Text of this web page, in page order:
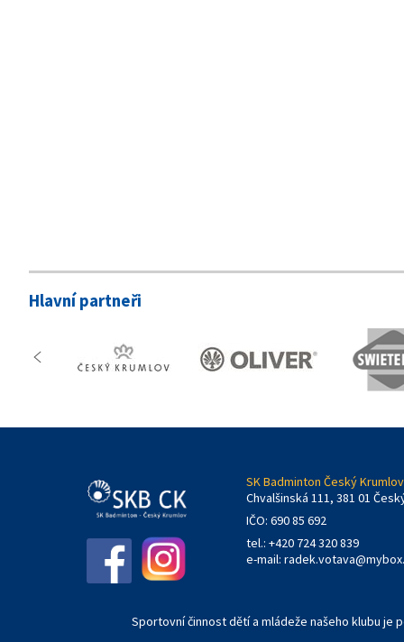
Hlavní partneři
SK Badminton Český
Chvalšinská 111, 381 01
IČO: 690 85 692
tel.: +420 724 320 839
e-mail:
Sportovní činnost dětí a mládeže našeho klubu je